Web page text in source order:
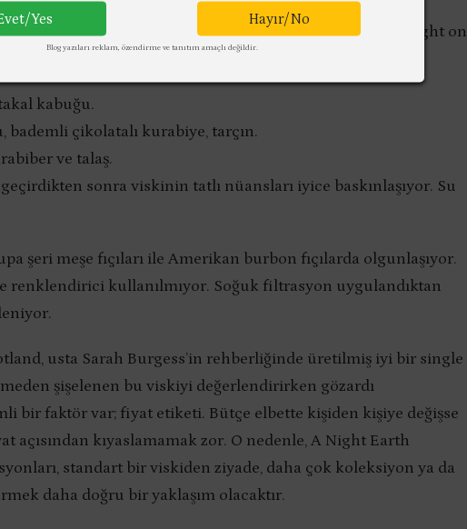
mütevellit: A Night on Earth in Scotland, bu serinin
ilk ekspresyon olma özelliğine sahip. Diğer ikisi ise A Night on
on Earth: The Journey.
kabuğu.
bademli çikolatalı kurabiye, tarçın.
ve talaş.
sonra viskinin tatlı nüansları iyice baskınlaşıyor. Su
şeri meşe fıçıları ile Amerikan burbon fıçılarda olgunlaşıyor.
renklendirici kullanılmıyor. Soğuk filtrasyon uygulandıktan
usta Sarah Burgess’in rehberliğinde üretilmiş iyi bir single
şişelenen bu viskiyi değerlendirirken gözardı
bir faktör var; fiyat etiketi. Bütçe elbette kişiden kişiye değişse
açısından kıyaslamamak zor. O nedenle, A Night Earth
standart bir viskiden ziyade, daha çok koleksiyon ya da
daha doğru bir yaklaşım olacaktır.
Yes Hayır/No
Blog yazıları reklam, özendirme ve tanıtım amaçlı değildir.